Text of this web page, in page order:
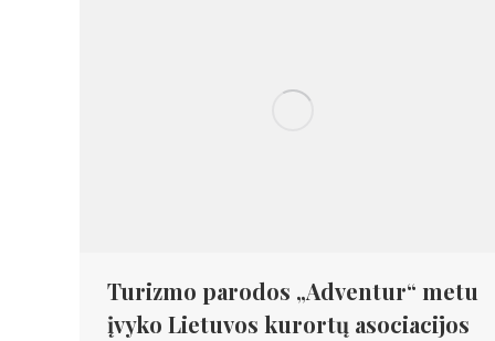
Turizmo parodos „Adventur“ metu
įvyko Lietuvos kurortų asociacijos